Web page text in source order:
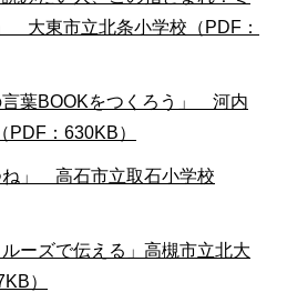
大東市立北条小学校（PDF：
葉BOOKをつくろう」 河内
PDF：630KB）
」 高石市立取石小学校
ーズで伝える」高槻市立北大
）